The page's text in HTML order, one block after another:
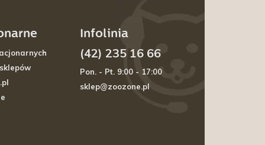
Infolinia
(42) 235 16 66
Pon. - Pt. 9:00 - 17:00
sklep@zoozone.pl